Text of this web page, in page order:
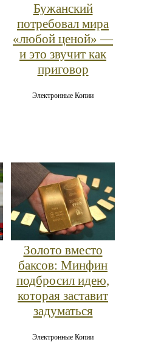
Бужанский
потребовал мира
«любой ценой» —
и это звучит как
приговор
Электронные Копии
Золото вместо
баксов: Минфин
подбросил идею,
которая заставит
задуматься
Электронные Копии